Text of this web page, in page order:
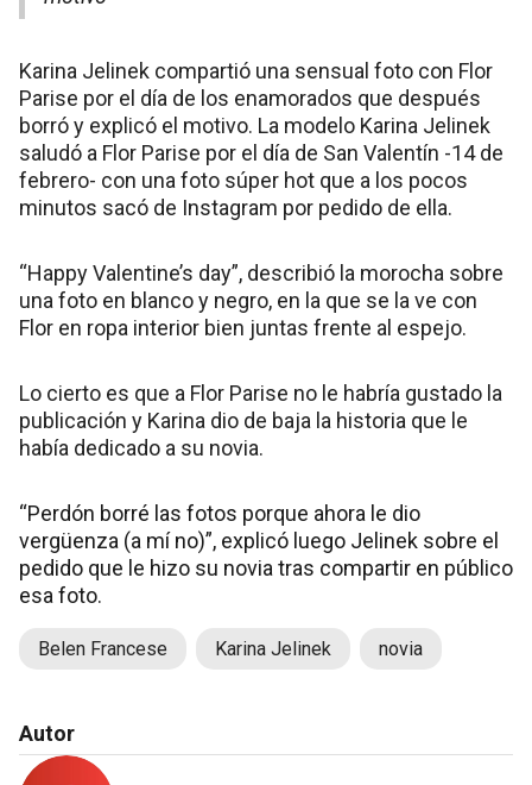
Karina Jelinek compartió una sensual foto con Flor
Parise por el día de los enamorados que después
borró y explicó el motivo. La modelo Karina Jelinek
saludó a Flor Parise por el día de San Valentín -14 de
febrero- con una foto súper hot que a los pocos
minutos sacó de Instagram por pedido de ella.
“Happy Valentine’s day”, describió la morocha sobre
una foto en blanco y negro, en la que se la ve con
Flor en ropa interior bien juntas frente al espejo.
Lo cierto es que a Flor Parise no le habría gustado la
publicación y Karina dio de baja la historia que le
había dedicado a su novia.
“Perdón borré las fotos porque ahora le dio
vergüenza (a mí no)”, explicó luego Jelinek sobre el
pedido que le hizo su novia tras compartir en público
esa foto.
Belen Francese Karina Jelinek novia
Autor